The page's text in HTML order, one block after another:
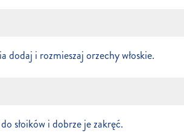
dodaj i rozmieszaj orzechy włoskie.
słoików i dobrze je zakręć.